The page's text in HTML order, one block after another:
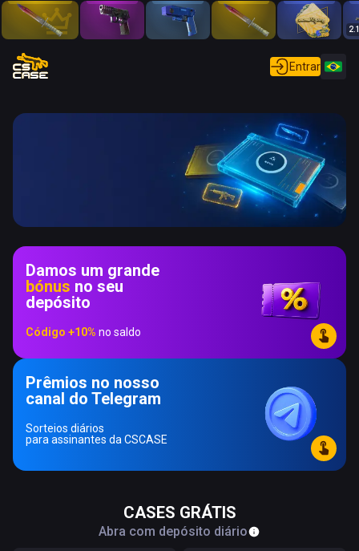
Entrar
Terminais — um modo exclusivo
apenas na CSCASE!
Só você escolhe o seu drop!
Damos um grande
bónus no seu
depósito
Código +10% no saldo
Prêmios no nosso
canal do Telegram
Sorteios diários
para assinantes da CSCASE
CASES GRÁTIS
Abra com depósito diário